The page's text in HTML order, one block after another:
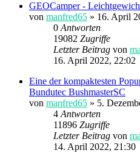
GEOCamper -
von manfred65 » 16. April
0 Antworten
19082 Zugriffe
Letzter Beitrag von
16. April 2022, 22:02
Eine der kompaktesten
Bundutec BushmasterSC
von manfred65 » 5.
4 Antworten
11896 Zugriffe
Letzter Beitrag von
14. April 2022, 21:30